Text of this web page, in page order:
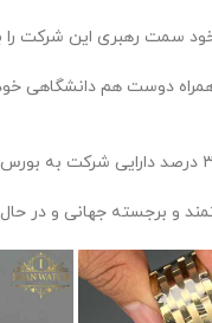
سمت رهبری این شرکت
و برجسته جهانی و